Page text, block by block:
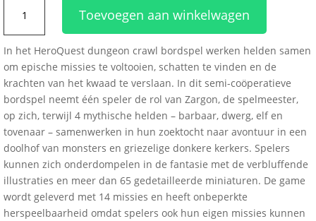
Game
System
-
EN
aantal
Toevoegen aan winkelwagen
In het HeroQuest dungeon crawl bordspel werken helden samen
om epische missies te voltooien, schatten te vinden en de
krachten van het kwaad te verslaan. In dit semi-coöperatieve
bordspel neemt één speler de rol van Zargon, de spelmeester,
op zich, terwijl 4 mythische helden – barbaar, dwerg, elf en
tovenaar – samenwerken in hun zoektocht naar avontuur in een
doolhof van monsters en griezelige donkere kerkers. Spelers
kunnen zich onderdompelen in de fantasie met de verbluffende
illustraties en meer dan 65 gedetailleerde miniaturen. De game
wordt geleverd met 14 missies en heeft onbeperkte
herspeelbaarheid omdat spelers ook hun eigen missies kunnen